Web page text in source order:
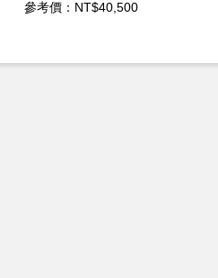
參考價：NT$35,000